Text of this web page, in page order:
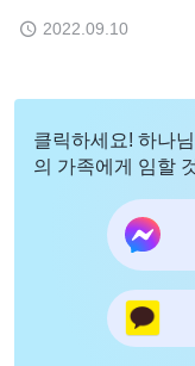
2022.09.10
클릭하세요! 하나
의 가족에게 임할